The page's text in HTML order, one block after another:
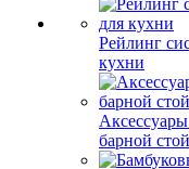
Рейлинг
кухни
барной